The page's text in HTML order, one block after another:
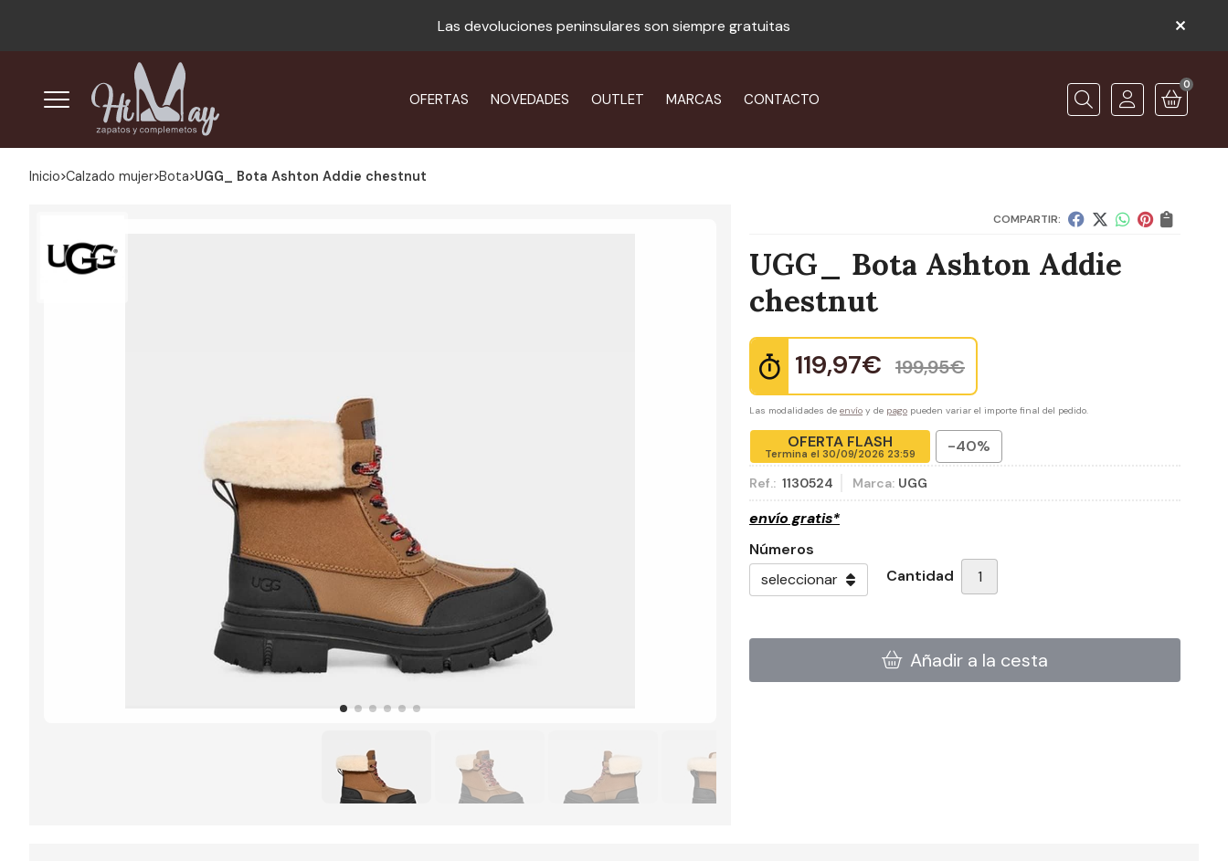
Las devoluciones peninsulares son siempre gratuitas
OFERTAS NOVEDADES OUTLET MARCAS CONTACTO Buscar
0
Inicio calzado mujer bota UGG_ Bota Ashton Addie chestnut
COMPARTIR:
UGG_ Bota Ashton Addie
chestnut
119,97€ 199,95€
Las modalidades de envío y de pago pueden variar el importe final del pedido.
OFERTA FLASH
Termina el 30/09/2026 23:59 -40%
Ref.: 1130524 Marca: UGG
envío gratis*
Números
Cantidad
Añadir a la cesta